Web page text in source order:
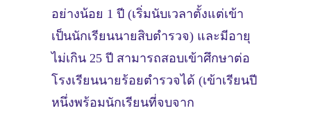
อย่างน้อย 1 ปี (เริ่มนับเวลาตั้งแต่เข้า
เป็นนักเรียนนายสิบตำรวจ) และมีอายุ
ไม่เกิน 25 ปี สามารถสอบเข้าศึกษาต่อ
โรงเรียนนายร้อยตำรวจได้ (เข้าเรียนปี
หนึ่งพร้อมนักเรียนที่จบจาก